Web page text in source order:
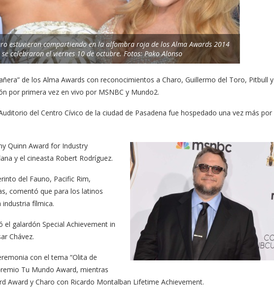
estuvieron compartiendo en la alfombra roja de los Alma Awards 2014
se celebraron el viernes 10 de octubre. Fotos: Pako Alonso
de los Alma Awards con reconocimientos a Charo, Guillermo del Toro, Pitbull y
por primera vez en vivo por MSNBC y Mundo2.
del Centro Cívico de la ciudad de Pasadena fue hospedado una vez más por
Quinn Award for Industry
y el cineasta Robert Rodríguez.
del Fauno, Pacific Rim,
comentó que para los latinos
fílmica.
el galardón Special Achievement in
Chávez.
con el tema “Olita de
Tu Mundo Award, mientras
Award y Charo con Ricardo Montalban Lifetime Achievement.